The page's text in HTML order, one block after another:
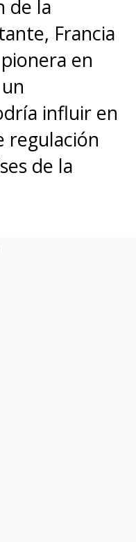
de la
Francia
en
influir en
regulación
de la